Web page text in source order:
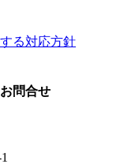
る対応方針
問合せ